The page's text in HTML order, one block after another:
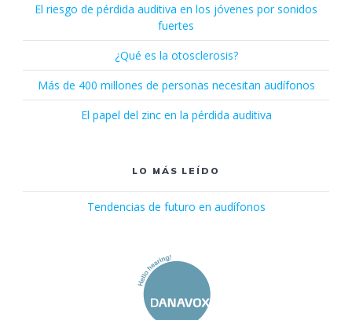
El riesgo de pérdida auditiva en los jóvenes por sonidos
fuertes
¿Qué es la otosclerosis?
Más de 400 millones de personas necesitan audífonos
El papel del zinc en la pérdida auditiva
LO MÁS LEÍDO
Tendencias de futuro en audífonos